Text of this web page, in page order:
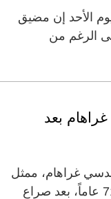
الأحد ⁠إن مضيق
الرغم من
بعد
غراهام، ممثل
ولاية كارولينا الجنوبية، عن عمر ناهز 71 عاماً، بعد صراع